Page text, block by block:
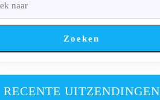
Zoeken
RECENTE UITZENDINGEN